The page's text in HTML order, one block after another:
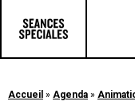
Accueil » Agenda »